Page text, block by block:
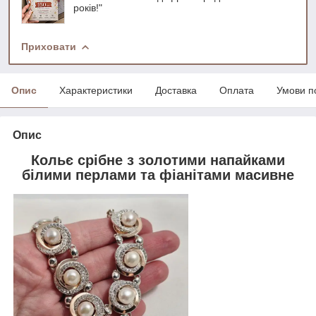
років!"
Приховати
Опис Характеристики Доставка Оплата Умови
Опис
Кольє срібне з золотими напайками
білими перлами та фіанітами масивне